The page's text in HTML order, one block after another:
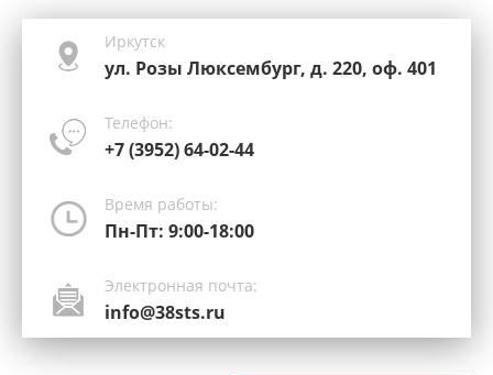
Иркутск
ул. Розы Люксембург, д. 220, оф. 401
Телефон:
+7 (3952) 64-02-44
Время работы:
Пн-Пт: 9:00-18:00
Электронная почта:
info@38sts.ru